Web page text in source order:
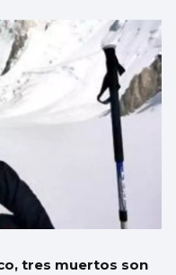
tres muertos son